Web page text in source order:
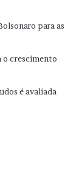
para as
o crescimento
é avaliada